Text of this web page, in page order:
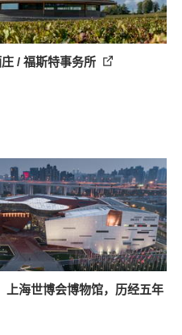
/ 福斯特事务所
上海世博会博物馆，历经五年